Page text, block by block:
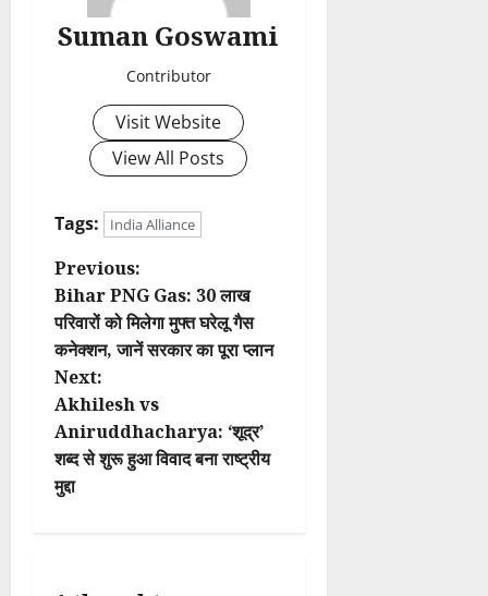
Suman Goswami
Contributor
Visit Website
View All Posts
Tags: India Alliance
P
o
s
t
n
a
Previous:
Bihar PNG Gas: 30 लाख
परिवारों को मिलेगा मुफ्त घरेलू गैस
कनेक्शन, जानें सरकार का पूरा प्लान
Next:
Akhilesh vs
Aniruddhacharya: ‘शूद्र’
शब्द से शुरू हुआ विवाद बना राष्ट्रीय
मुद्दा